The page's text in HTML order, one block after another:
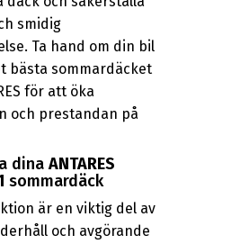
smidig
Ta hand om din bil
bästa sommardäcket
för att öka
och prestandan på
dinaANTARES
sommardäck
är en viktig del av
och avgörande